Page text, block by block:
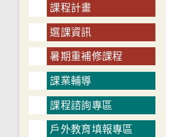
課程計畫
選課資訊
暑期重補修課程
課業輔導
課程諮詢專區
戶外教育填報專區